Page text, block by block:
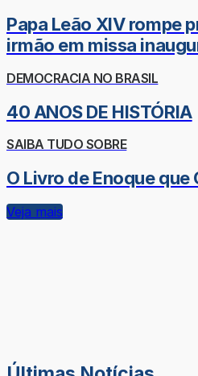
Papa Leão XIV rompe
irmão em missa
DEMOCRACIA NO BRASIL
40 ANOS DE HISTÓRIA
SAIBA TUDO SOBRE
O Livro de Enoque
Veja mais